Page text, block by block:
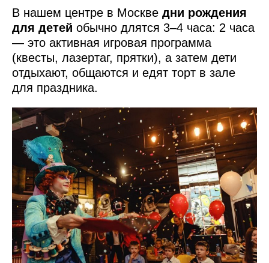
В нашем центре в Москве дни рождения
для детей обычно длятся 3–4 часа: 2 часа
— это активная игровая программа
(квесты, лазертаг, прятки), а затем дети
отдыхают, общаются и едят торт в зале
для праздника.